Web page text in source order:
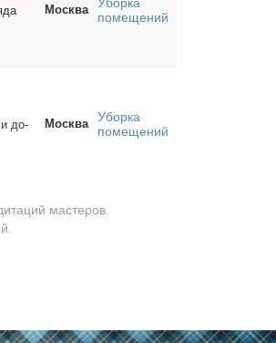
Москва
помещений
и до­
Москва
Уборка
помещений
мастеров.